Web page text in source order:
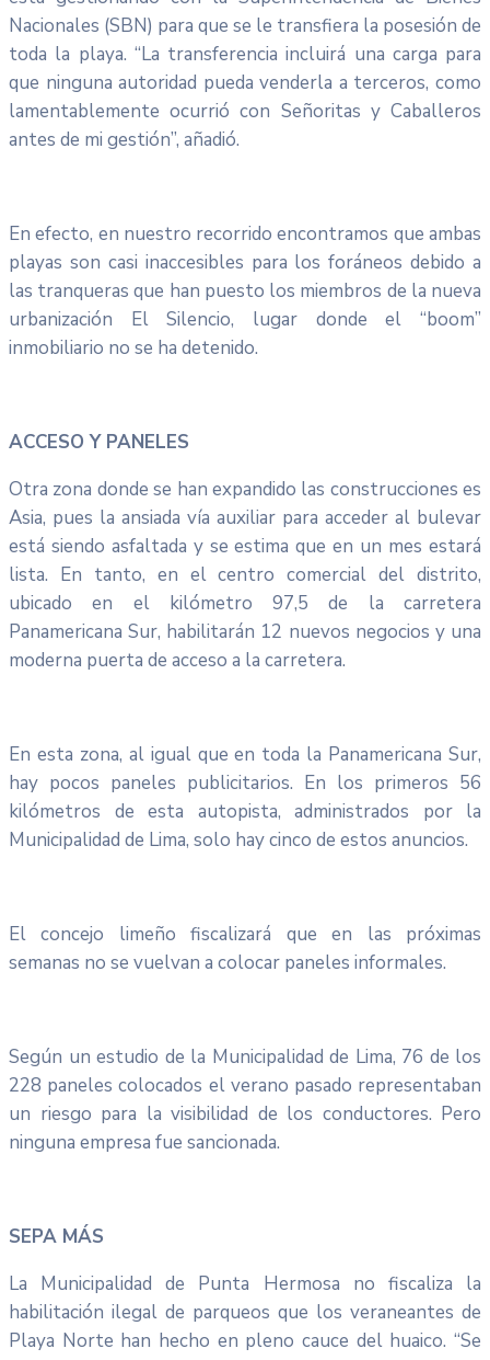
Nacionales (SBN) para que se le transfiera la posesión de
toda la playa. “La transferencia incluirá una carga para
que ninguna autoridad pueda venderla a terceros, como
lamentablemente ocurrió con Señoritas y Caballeros
antes de mi gestión”, añadió.
En efecto, en nuestro recorrido encontramos que ambas
playas son casi inaccesibles para los foráneos debido a
las tranqueras que han puesto los miembros de la nueva
urbanización El Silencio, lugar donde el “boom”
inmobiliario no se ha detenido.
ACCESO Y PANELES
Otra zona donde se han expandido las construcciones es
Asia, pues la ansiada vía auxiliar para acceder al bulevar
está siendo asfaltada y se estima que en un mes estará
lista. En tanto, en el centro comercial del distrito,
ubicado en el kilómetro 97,5 de la carretera
Panamericana Sur, habilitarán 12 nuevos negocios y una
moderna puerta de acceso a la carretera.
En esta zona, al igual que en toda la Panamericana Sur,
hay pocos paneles publicitarios. En los primeros 56
kilómetros de esta autopista, administrados por la
Municipalidad de Lima, solo hay cinco de estos anuncios.
El concejo limeño fiscalizará que en las próximas
semanas no se vuelvan a colocar paneles informales.
Según un estudio de la Municipalidad de Lima, 76 de los
228 paneles colocados el verano pasado representaban
un riesgo para la visibilidad de los conductores. Pero
ninguna empresa fue sancionada.
SEPA MÁS
La Municipalidad de Punta Hermosa no fiscaliza la
habilitación ilegal de parqueos que los veraneantes de
Playa Norte han hecho en pleno cauce del huaico. “Se